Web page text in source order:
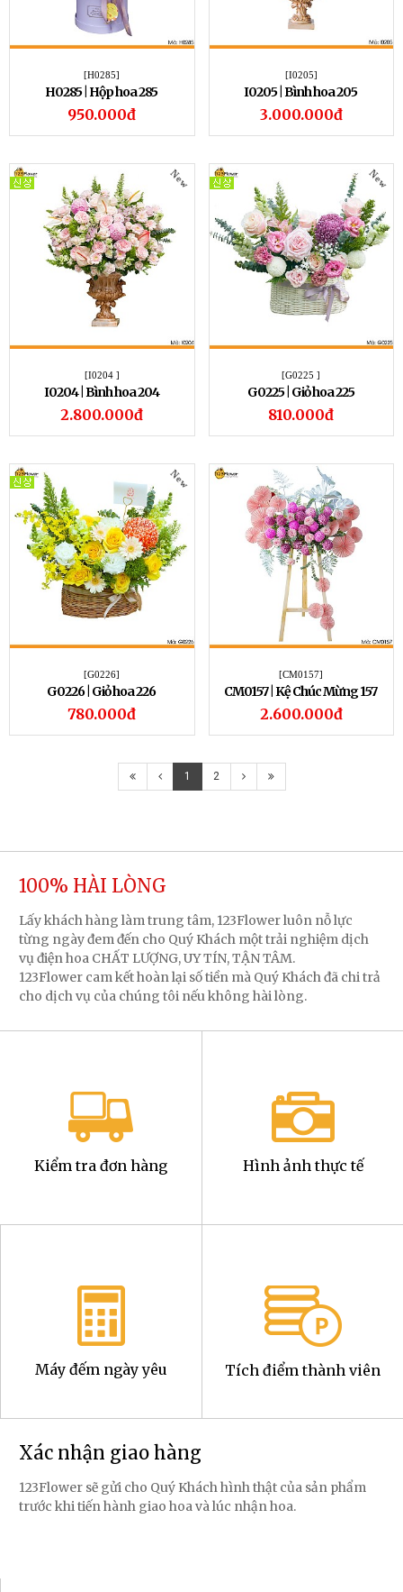
[H0285]
H0285 | Hộp hoa 285
950.000đ
[I0205]
I0205 | Bình hoa 205
3.000.000đ
New
[I0204 ]
I0204 | Bình hoa 204
2.800.000đ
New
[G0225 ]
G0225 | Giỏ hoa 225
810.000đ
New
[G0226]
G0226 | Giỏ hoa 226
780.000đ
[CM0157]
CM0157 | Kệ Chúc Mừng 157
2.600.000đ
1 2
100% HÀI LÒNG
Lấy khách hàng làm trung tâm, 123Flower luôn nỗ lực
từng ngày đem đến cho Quý Khách một trải nghiệm dịch
vụ điện hoa CHẤT LƯỢNG, UY TÍN, TẬN TÂM.
123Flower cam kết hoàn lại số tiền mà Quý Khách đã chi trả
cho dịch vụ của chúng tôi nếu không hài lòng.
Kiểm tra đơn hàng Hình ảnh thực tế
Máy đếm ngày yêu Tích điểm thành viên
Xác nhận giao hàng
123Flower sẽ gửi cho Quý Khách hình thật của sản phẩm
trước khi tiến hành giao hoa và lúc nhận hoa.